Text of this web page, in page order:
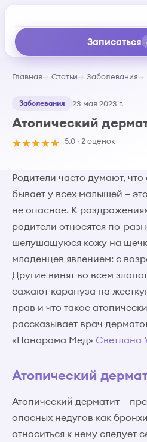
Записаться
Главная Статьи Заболевания
Заболевания 23 мая 2023 г.
Атопический
★★★★★ 5.0 · 2 оценок
Родители часто думают,
бывает у всех малышей –
не опасное. К
родители относятся по-
шелушащуюся кожу на
младенцев явлением: с
Другие винят во всем
сажают карапуза на
прав и что такое
рассказывает врач
«Панорама Мед» Светлана
Атопический
Атопический дерматит –
опасных недугов как
относиться к нему следует